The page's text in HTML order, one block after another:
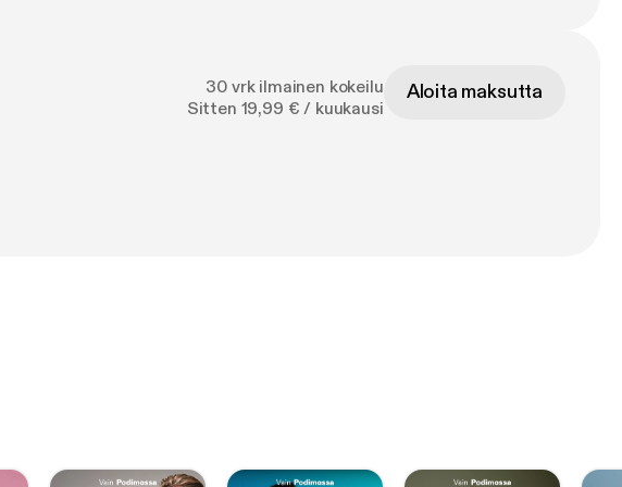
30 vrk ilmainen kokeilu
Sitten 19,99 € / kuukausi
Aloita maksutta